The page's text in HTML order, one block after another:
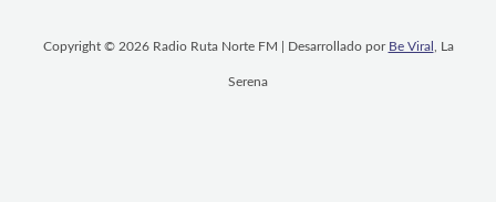
Copyright © 2026 Radio Ruta Norte FM | Desarrollado por Be Viral , La
Serena